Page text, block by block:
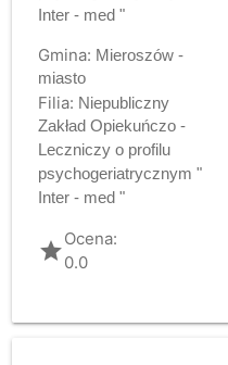
Inter - med "
Gmina: Mieroszów -
miasto
Filia: Niepubliczny
Zakład Opiekuńczo -
Leczniczy o profilu
psychogeriatrycznym "
Inter - med "
gradeOcena:
0.0